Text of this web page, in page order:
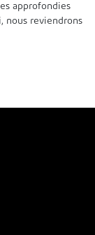
approfondies
nous reviendrons